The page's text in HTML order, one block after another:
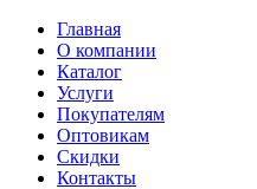
Главная
О компании
Каталог
Услуги
Покупателям
Оптовикам
Скидки
Контакты